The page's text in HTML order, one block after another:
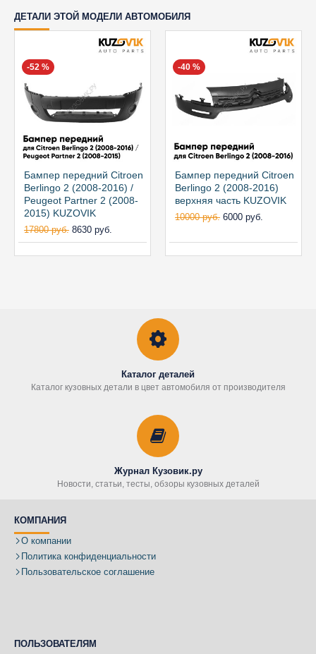
ДЕТАЛИ ЭТОЙ МОДЕЛИ АВТОМОБИЛЯ
-52 %
Бампер передний Citroen
Berlingo 2 (2008-2016) /
Peugeot Partner 2 (2008-
2015) KUZOVIK
17800 руб. 8630 руб.
-40 %
Бампер передний Citroen
Berlingo 2 (2008-2016)
верхняя часть KUZOVIK
10000 руб. 6000 руб.
Каталог деталей
Каталог кузовных детали в цвет автомобиля от производителя
Журнал Кузовик.ру
Новости, статьи, тесты, обзоры кузовных деталей
КОМПАНИЯ
О компании
Политика конфиденциальности
Пользовательское соглашение
ПОЛЬЗОВАТЕЛЯМ